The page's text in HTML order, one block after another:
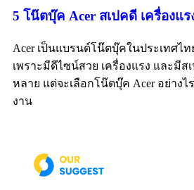
5 โน๊ตบุ๊ค Acer สเปคดี เครื่องแร
Acer เป็นแบรนด์โน๊ตบุ๊คในประเทศไ
เพราะมีดีไซน์สวย เครื่องแรง และมีส
หลาย แต่จะเลือกโน๊ตบุ๊ค Acer อย่าง
งาน